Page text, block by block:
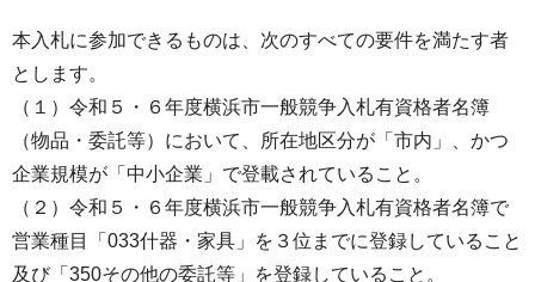
本入札に参加できるものは、次のすべての要件を満たす者
とします。
（１）令和５・６年度横浜市一般競争入札有資格者名簿
（物品・委託等）において、所在地区分が「市内」、かつ
企業規模が「中小企業」で登載されていること。
（２）令和５・６年度横浜市一般競争入札有資格者名簿で
営業種目「033什器・家具」を３位までに登録していること
及び「350その他の委託等」を登録していること。